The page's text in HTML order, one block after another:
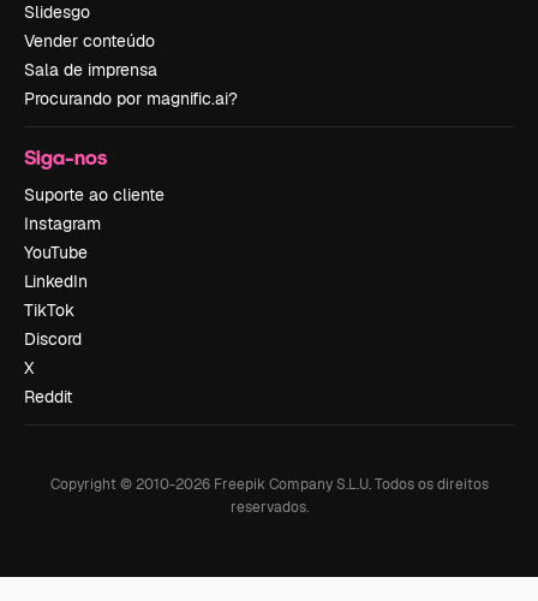
Slidesgo
Vender conteúdo
Sala de imprensa
Procurando por magnific.ai?
Siga-nos
Suporte ao cliente
Instagram
YouTube
LinkedIn
TikTok
Discord
X
Reddit
Copyright © 2010-2026Freepik Company S.L.U. Todos os direitos
reservados.